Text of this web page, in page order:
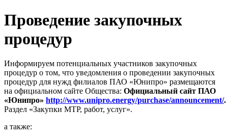
Проведение закупочных
процедур
Информируем потенциальных участников закупочных
процедур о том, что уведомления о проведении закупочных
процедур для нужд филиалов ПАО «Юнипро» размещаются
на официальном сайте Общества: Официальный сайт ПАО
«Юнипро» http://www.unipro.energy/purchase/announcement/.
Раздел «Закупки МТР, работ, услуг».
а также: